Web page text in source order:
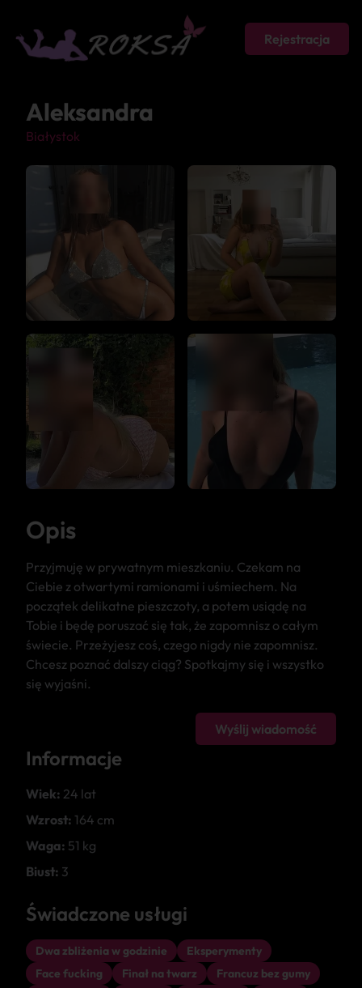
Rejestracja
Aleksandra
Białystok
Opis
Przyjmuję w prywatnym mieszkaniu. Czekam na
Ciebie z otwartymi ramionami i uśmiechem. Na
początek delikatne pieszczoty, a potem usiądę na
Tobie i będę poruszać się tak, że zapomnisz o całym
świecie. Przeżyjesz coś, czego nigdy nie zapomnisz.
Chcesz poznać dalszy ciąg? Spotkajmy się i wszystko
się wyjaśni.
Wyślij wiadomość
Informacje
Wiek: 24 lat
Wzrost: 164 cm
Waga: 51 kg
Biust: 3
Świadczone usługi
Dwa zbliżenia w godzinie
Eksperymenty
Face fucking
Finał na twarz
Francuz bez gumy